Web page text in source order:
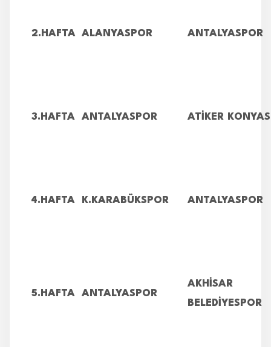
2.HAFTA ALANYASPOR ANTALYASPOR
3.HAFTA ANTALYASPOR ATİKER
4.HAFTA K.KARABÜKSPOR ANTALYASPOR
5.HAFTA ANTALYASPOR
AKHİSAR
BELEDİYESPOR